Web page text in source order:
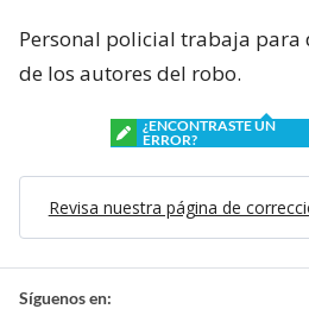
Personal policial trabaja para
de los autores del robo.
¿ENCONTRASTE UN
ERROR?
Revisa nuestra página de
Síguenos en: